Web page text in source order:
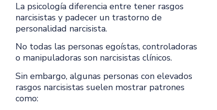
La psicología diferencia entre tener rasgos
narcisistas y padecer un trastorno de
personalidad narcisista.
No todas las personas egoístas, controladoras
o manipuladoras son narcisistas clínicos.
Sin embargo, algunas personas con elevados
rasgos narcisistas suelen mostrar patrones
como: